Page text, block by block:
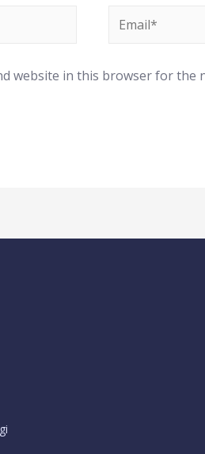
website in this browser for the